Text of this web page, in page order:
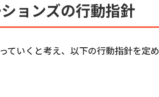
ョンズの行動指針
ていくと考え、以下の行動指針を定